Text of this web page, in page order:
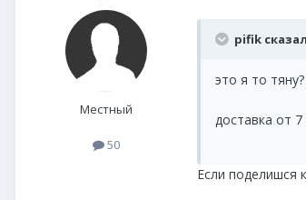
Местный
50
pifik
это я то
доставка от
Если поделишся